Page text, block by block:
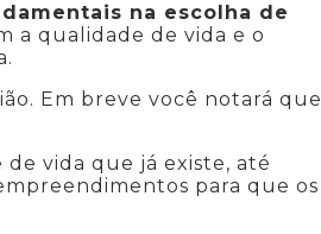
na escolha de
a qualidade de vida e o
Em breve você notará que
de vida que já existe, até
para que os